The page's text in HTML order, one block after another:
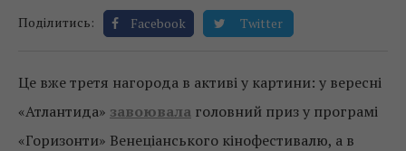
Поділитись: Facebook Twitter
Це вже третя нагорода в активі у картини: у вересні
«Атлантида» завоювала головний приз у програмі
«Горизонти» Венеціанського кінофестивалю, а в